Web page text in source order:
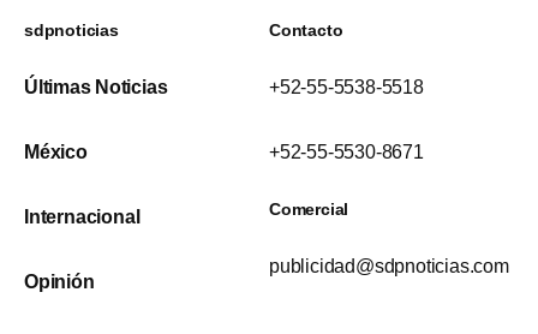
sdpnoticias
Últimas Noticias
México
Internacional
Opinión
Contacto
+52-55-5538-5518
+52-55-5530-8671
Comercial
publicidad@sdpnoticias.com